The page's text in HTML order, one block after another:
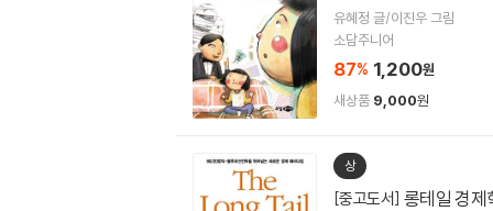
유혜정 글/이진우 그림
소담주니어
87% 1,200원
새상품 9,000원
상
[중고도서] 롱테일 경제